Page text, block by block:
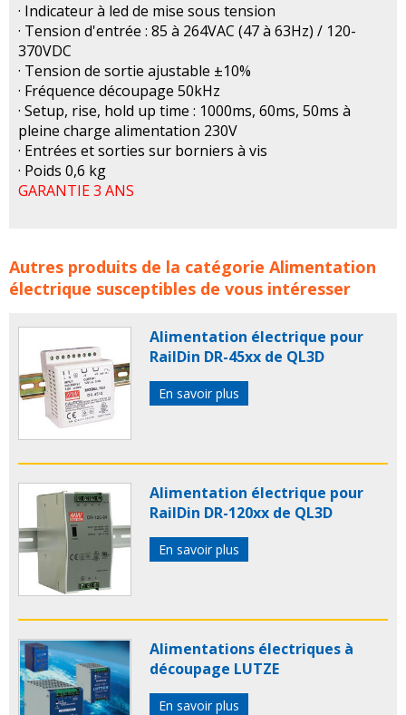
· Indicateur à led de mise sous tension
· Tension d'entrée : 85 à 264VAC (47 à 63Hz) / 120-
370VDC
· Tension de sortie ajustable ±10%
· Fréquence découpage 50kHz
· Setup, rise, hold up time : 1000ms, 60ms, 50ms à
pleine charge alimentation 230V
· Entrées et sorties sur borniers à vis
· Poids 0,6 kg
GARANTIE 3 ANS
Alimentation électrique pour RailDin DR-75xx de QL3D
concerne les familles de produits :Alimentation pour
electriqueAlimentations electriques
alimentation rail din rail din raildin
Autres produits de la catégorie Alimentation
électrique susceptibles de vous intéresser
Alimentation électrique pour
RailDin DR-45xx de QL3D
En savoir plus
Alimentation électrique pour
RailDin DR-120xx de QL3D
En savoir plus
Alimentations électriques à
découpage LUTZE
En savoir plus